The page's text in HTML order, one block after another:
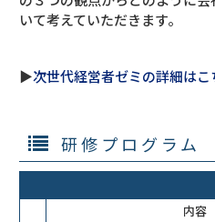
いて考えていただきます。
▶次世代経営者ゼミの詳細はこ
研修プログラム
内容